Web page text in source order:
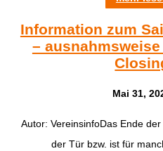
Information zum
–
Mai 31,
Autor: VereinsinfoDas Ende
der Tür bzw. ist für